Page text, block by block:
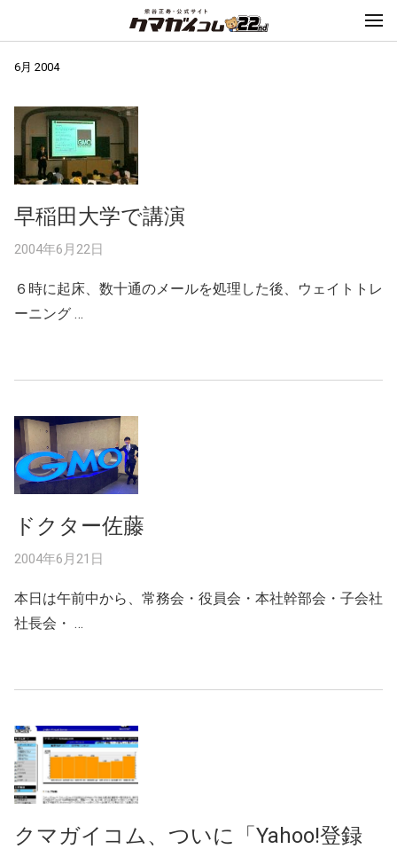
6月 2004
早稲田大学で講演
2004年6月22日
６時に起床、数十通のメールを処理した後、ウェイトトレ
ーニング …
ドクター佐藤
2004年6月21日
本日は午前中から、常務会・役員会・本社幹部会・子会社
社長会・ …
クマガイコム、ついに「Yahoo!登録